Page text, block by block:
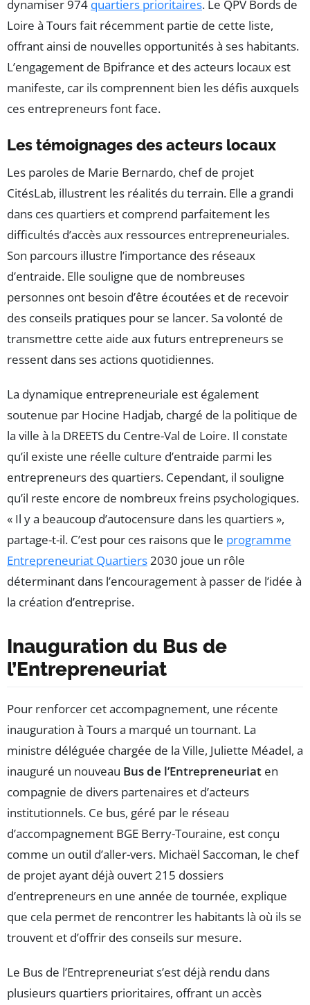
dynamiser 974 quartiers prioritaires. Le QPV Bords de
Loire à Tours fait récemment partie de cette liste,
offrant ainsi de nouvelles opportunités à ses habitants.
L’engagement de Bpifrance et des acteurs locaux est
manifeste, car ils comprennent bien les défis auxquels
ces entrepreneurs font face.
Les témoignages des acteurs locaux
Les paroles de Marie Bernardo, chef de projet
CitésLab, illustrent les réalités du terrain. Elle a grandi
dans ces quartiers et comprend parfaitement les
difficultés d’accès aux ressources entrepreneuriales.
Son parcours illustre l’importance des réseaux
d’entraide. Elle souligne que de nombreuses
personnes ont besoin d’être écoutées et de recevoir
des conseils pratiques pour se lancer. Sa volonté de
transmettre cette aide aux futurs entrepreneurs se
ressent dans ses actions quotidiennes.
La dynamique entrepreneuriale est également
soutenue par Hocine Hadjab, chargé de la politique de
la ville à la DREETS du Centre-Val de Loire. Il constate
qu’il existe une réelle culture d’entraide parmi les
entrepreneurs des quartiers. Cependant, il souligne
qu’il reste encore de nombreux freins psychologiques.
« Il y a beaucoup d’autocensure dans les quartiers »,
partage-t-il. C’est pour ces raisons que le programme
Entrepreneuriat Quartiers2030 joue un rôle
déterminant dans l’encouragement à passer de l’idée à
la création d’entreprise.
Inauguration du Bus de
l’Entrepreneuriat
Pour renforcer cet accompagnement, une récente
inauguration à Tours a marqué un tournant. La
ministre déléguée chargée de la Ville, Juliette Méadel, a
inauguré un nouveau Bus de l’Entrepreneuriat en
compagnie de divers partenaires et d’acteurs
institutionnels. Ce bus, géré par le réseau
d’accompagnement BGE Berry-Touraine, est conçu
comme un outil d’aller-vers. Michaël Saccoman, le chef
de projet ayant déjà ouvert 215 dossiers
d’entrepreneurs en une année de tournée, explique
que cela permet de rencontrer les habitants là où ils se
trouvent et d’offrir des conseils sur mesure.
Le Bus de l’Entrepreneuriat s’est déjà rendu dans
plusieurs quartiers prioritaires, offrant un accès